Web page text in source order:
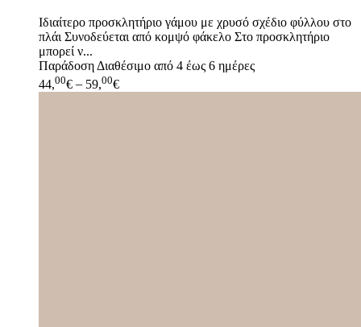
Ιδιαίτερο προσκλητήριο γάμου με χρυσό σχέδιο φύλλου στο
πλάι Συνοδεύεται από κομψό φάκελο Στο προσκλητήριο
μπορεί ν...
Παράδοση Διαθέσιμο από 4 έως 6 ημέρες
44,00€ – 59,00€